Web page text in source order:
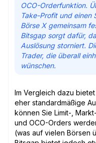
OCO-Orderfunktion.
Take-Profit und einen
Börse X gemeinsam
Bitsgap sorgt dafür,
Auslösung storniert.
Trader, die überall
wünschen.
Im Vergleich dazu
eher standardmäßige
können Sie Limit-,
und OCO-Orders
(was auf vielen Börsen